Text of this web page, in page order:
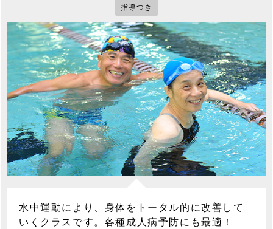
指導つき
水中運動により、身体をトータル的に改善して
いくクラスです。各種成人病予防にも最適！